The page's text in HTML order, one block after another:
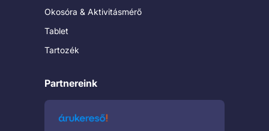
Okosóra & Aktivitásmérő
Tablet
Tartozék
Partnereink